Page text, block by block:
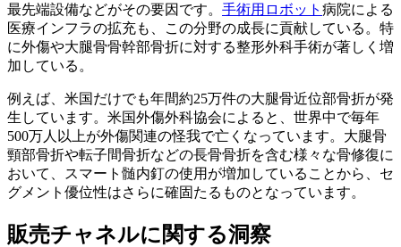
最先端設備などがその要因です。 手術用ロボット 病院による
医療インフラの拡充も、この分野の成長に貢献している。特
に外傷や大腿骨骨幹部骨折に対する整形外科手術が著しく増
加している。
例えば、米国だけでも年間約25万件の大腿骨近位部骨折が発
生しています。米国外傷外科協会によると、世界中で毎年
500万人以上が外傷関連の怪我で亡くなっています。大腿骨
頸部骨折や転子間骨折などの長骨骨折を含む様々な骨修復に
おいて、スマート髄内釘の使用が増加していることから、セ
グメント優位性はさらに確固たるものとなっています。
販売チャネルに関する洞察